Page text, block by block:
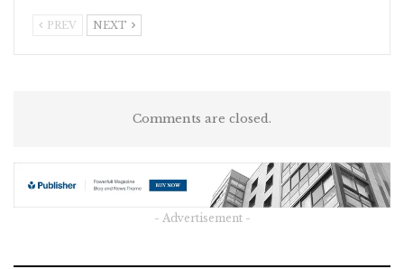
PREV NEXT
Comments are closed.
- Advertisement -